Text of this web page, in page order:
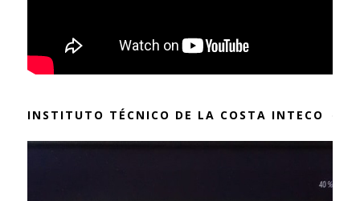
INSTITUTO TÉCNICO DE LA COSTA INTECO